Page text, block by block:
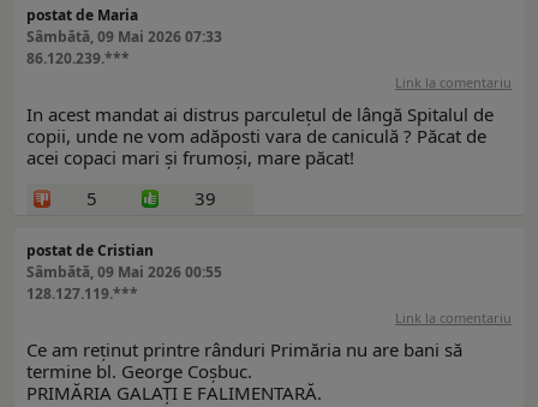
postat de Maria
Sâmbătă, 09 Mai 2026 07:33
86.120.239.***
Link la comentariu
In acest mandat ai distrus parculețul de lângă Spitalul de
copii, unde ne vom adăposti vara de caniculă ? Păcat de
acei copaci mari și frumoși, mare păcat!
5
39
postat de Cristian
Sâmbătă, 09 Mai 2026 00:55
128.127.119.***
Link la comentariu
Ce am reținut printre rânduri Primăria nu are bani să
termine bl. George Coșbuc.
PRIMĂRIA GALAȚI E FALIMENTARĂ.